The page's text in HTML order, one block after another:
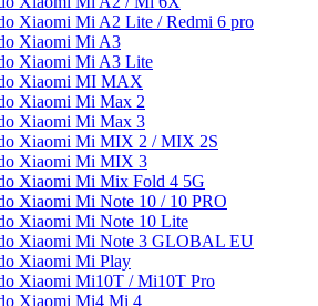
Xiaomi Mi A2 Lite / Redmi 6 pro
Xiaomi Mi A3
Xiaomi Mi A3 Lite
Xiaomi MI MAX
Xiaomi Mi Max 2
Xiaomi Mi Max 3
Xiaomi Mi MIX 2 / MIX 2S
Xiaomi Mi MIX 3
Xiaomi Mi Mix Fold 4 5G
Xiaomi Mi Note 10 / 10 PRO
Xiaomi Mi Note 10 Lite
Xiaomi Mi Note 3 GLOBAL EU
Xiaomi Mi Play
Xiaomi Mi10T / Mi10T Pro
Xiaomi Mi4 Mi 4